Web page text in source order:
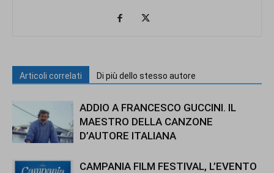
Articoli correlati Di più dello stesso autore
ADDIO A FRANCESCO GUCCINI. IL
MAESTRO DELLA CANZONE
D’AUTORE ITALIANA
CAMPANIA FILM FESTIVAL, L’EVENTO